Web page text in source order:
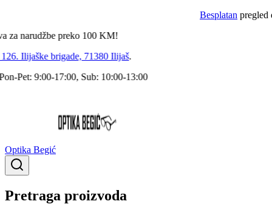
Besplatan pregled
narudžbe preko 100 KM!
Ilijaške brigade, 71380 Ilijaš.
9:00-17:00, Sub: 10:00-13:00
Optika Begić
Pretraga proizvoda